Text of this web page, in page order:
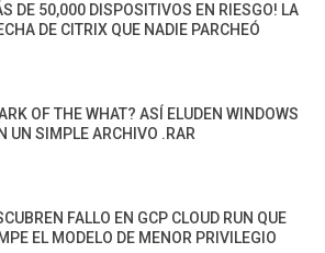
DE 50,000 DISPOSITIVOS EN RIESGO! LA
DE CITRIX QUE NADIE PARCHEÓ
OF THE WHAT? ASÍ ELUDEN WINDOWS
UN SIMPLE ARCHIVO .RAR
FALLO EN GCP CLOUD RUN QUE
EL MODELO DE MENOR PRIVILEGIO